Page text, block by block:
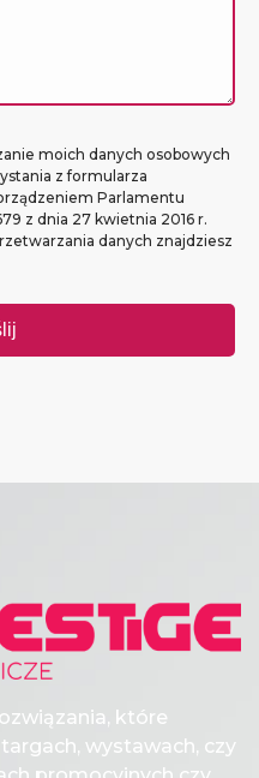
moich danych osobowych
z formularza
Parlamentu
z dnia 27 kwietnia 2016 r.
danych znajdziesz
które
wystawach, czy